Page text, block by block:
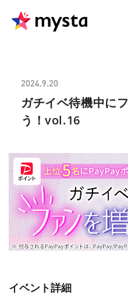
2024.9.20
ガチイベ待機中に
う！vol.16
イベント詳細